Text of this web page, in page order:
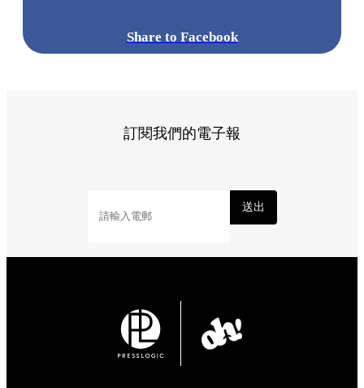
Share to Facebook
訂閱我們的電子報
送出